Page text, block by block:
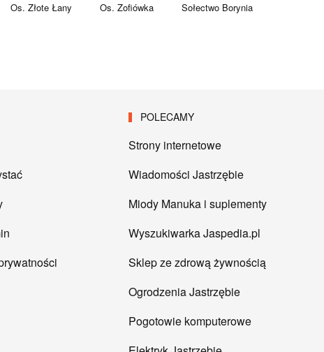
Os. Złote Łany Os. Zofiówka Sołectwo Borynia
POLECAMY
Strony internetowe
Wiadomości Jastrzębie
Miody Manuka i suplementy
Wyszukiwarka Jaspedia.pl
Sklep ze zdrową żywnością
Ogrodzenia Jastrzębie
Pogotowie komputerowe